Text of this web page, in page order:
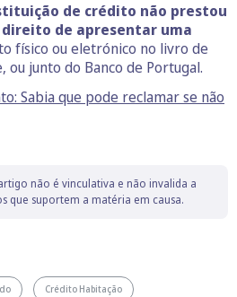
de crédito não prestou
de apresentar uma
físico ou eletrónico no livro de
ou junto do Banco de Portugal.
Sabia que pode reclamar se não
não é vinculativa e não invalida a
que suportem a matéria em causa.
Crédito Habitação